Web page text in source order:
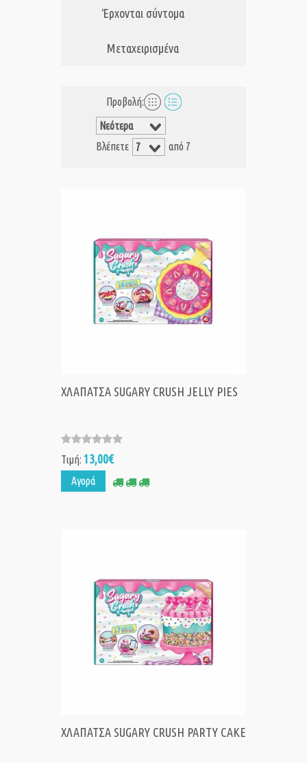
Έρχονται σύντομα
Μεταχειρισμένα
Προβολή:
Βλέπετε από 7
ΧΛΑΠΑΤΣΑ SUGARY CRUSH JELLY PIES
Τιμή: 13,00€
Αγορά
ΧΛΑΠΑΤΣΑ SUGARY CRUSH PARTY CAKE